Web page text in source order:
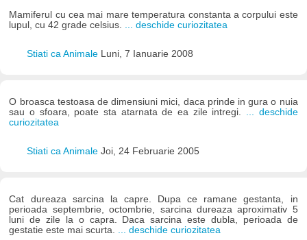
Mamiferul cu cea mai mare temperatura constanta a corpului este
lupul, cu 42 grade celsius. ... deschide curiozitatea
Stiati ca Animale Luni, 7 Ianuarie 2008
O broasca testoasa de dimensiuni mici, daca prinde in gura o nuia
sau o sfoara, poate sta atarnata de ea zile intregi.
... deschide
curiozitatea
Stiati ca Animale Joi, 24 Februarie 2005
Cat dureaza sarcina la capre. Dupa ce ramane gestanta, in
perioada septembrie, octombrie, sarcina dureaza aproximativ 5
luni de zile la o capra. Daca sarcina este dubla, perioada de
gestatie este mai scurta.
... deschide curiozitatea